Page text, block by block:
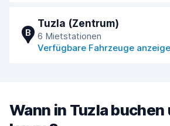
B
Tuzla (Zentrum)
6 Mietstationen
Verfügbare Fahrzeuge
Wann in Tuzla